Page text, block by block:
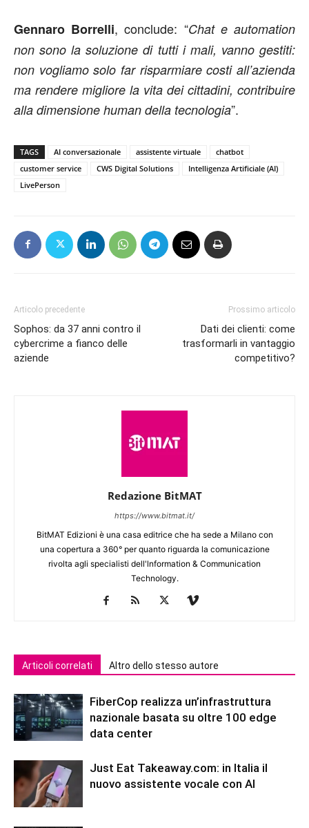
Gennaro Borrelli, conclude: “Chat e automation
non sono la soluzione di tutti i mali, vanno gestiti:
non vogliamo solo far risparmiare costi all’azienda
ma rendere migliore la vita dei cittadini, contribuire
alla dimensione human della tecnologia”.
TAGS AI conversazionale assistente virtuale
chatbot
customer service
CWS Digital Solutions
Intelligenza Artificiale (AI)
LivePerson
Articolo precedente
Sophos: da 37 anni contro il
cybercrime a fianco delle
aziende
Prossimo articolo
Dati dei clienti: come
trasformarli in vantaggio
competitivo?
Redazione BitMAT
https://www.bitmat.it/
BitMAT Edizioni è una casa editrice che ha sede a Milano con
una copertura a 360° per quanto riguarda la comunicazione
rivolta agli specialisti dell'lnformation & Communication
Technology.
Articoli correlati Altro dello stesso autore
FiberCop realizza un’infrastruttura
nazionale basata su oltre 100 edge
data center
Just Eat Takeaway.com: in Italia il
nuovo assistente vocale con AI